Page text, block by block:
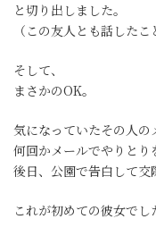
と切り出しました。
（この友人とも話した
そして、
まさかのOK。
気になっていたその人の
何回かメールでやりとり
後日、公園で告白して交
これが初めての彼女でし